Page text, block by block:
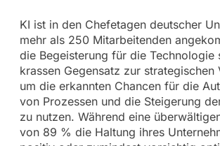
KI ist in den Chefetagen deutscher
mehr als 250 Mitarbeitenden
die Begeisterung für die Technologie
krassen Gegensatz zur strategischen
um die erkannten Chancen für die
von Prozessen und die Steigerung
zu nutzen. Während eine
von 89 % die Haltung ihres